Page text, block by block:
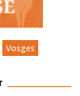
Vosges